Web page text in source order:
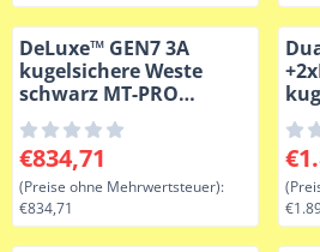
DeLuxe™ GEN7 3A
kugelsichere Weste
schwarz MT-PRO
NIJ0101.06
Preis: 834,71, ohne MwSt.: 834,71
€834,71
(Preise ohne Mehrwertsteuer):
€834,71